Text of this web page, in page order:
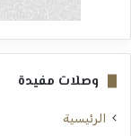
وصلات مفيدة
الرئيسية